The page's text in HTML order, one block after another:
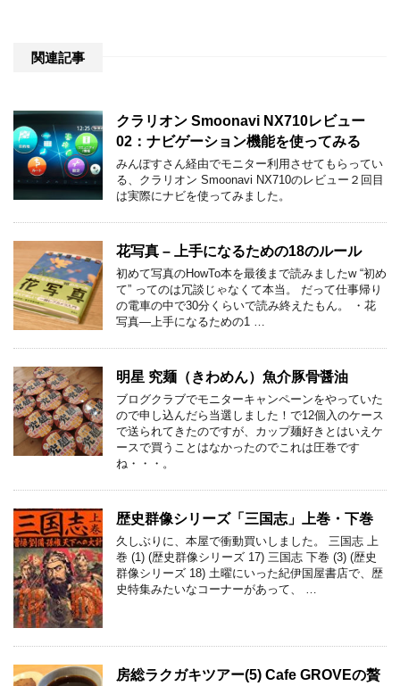
関連記事
クラリオン Smoonavi NX710レビュー
02：ナビゲーション機能を使ってみる
みんぽすさん経由でモニター利用させてもらってい
る、クラリオン Smoonavi NX710のレビュー２回目
は実際にナビを使ってみました。
花写真 – 上手になるための18のルール
初めて写真のHowTo本を最後まで読みましたw “初め
て” ってのは冗談じゃなくて本当。 だって仕事帰り
の電車の中で30分くらいで読み終えたもん。 ・花
写真―上手になるための1 …
明星 究麺（きわめん）魚介豚骨醤油
ブログクラブでモニターキャンペーンをやっていた
ので申し込んだら当選しました！で12個入のケース
で送られてきたのですが、カップ麺好きとはいえケ
ースで買うことはなかったのでこれは圧巻です
ね・・・。
歴史群像シリーズ「三国志」上巻・下巻
久しぶりに、本屋で衝動買いしました。 三国志 上
巻 (1) (歴史群像シリーズ 17) 三国志 下巻 (3) (歴史
群像シリーズ 18) 土曜にいった紀伊国屋書店で、歴
史特集みたいなコーナーがあって、 …
房総ラクガキツアー(5) Cafe GROVEの贅